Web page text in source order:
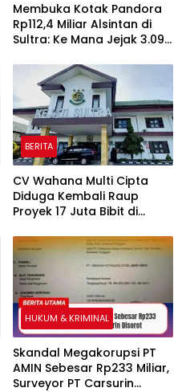
Membuka Kotak Pandora
Rp112,4 Miliar Alsintan di
Sultra: Ke Mana Jejak 3.092
BERITA
CV Wahana Multi Cipta
Diduga Kembali Raup
Proyek 17 Juta Bibit di
Kasus Rp26 Miliar,
Kasipenkum: Kami
Menunggu P21 dari Polda
Sultra
HUKUM & KRIMINAL
Skandal Megakorupsi PT
AMIN Sebesar Rp233 Miliar,
Surveyor PT Carsurin